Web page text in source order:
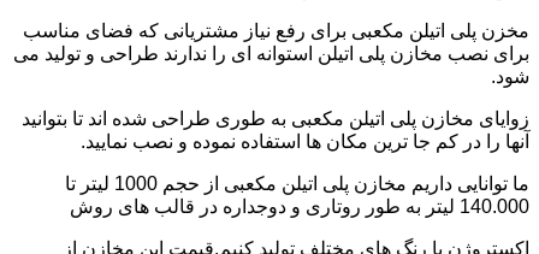
مخزن پلی اتیلن مکعبی برای رفع نیاز مشتریانی که فضای مناسب
برای نصب مخازن پلی اتیلن استوانه ای را ندارند طراحی و تولید می
شود.
زوایای مخازن پلی اتیلن مکعبی به طوری طراحی شده اند تا بتوانید
آنها را در کم جا ترین مکان ها استفاده نموده و نصب نمایید.
ما توانایی داریم مخازن پلی اتیلن مکعبی از حجم 1000 لیتر تا
140.000 لیتر به طور روتاری و دوجداره در قالب های روش
اکستروژن با رنگ های مختلف تولید کنیم.قیمت این مخازن از